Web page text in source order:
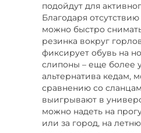
подойдут для
Благодаря
можно быстро
резинка вокруг
фиксирует обувь на
слипоны – еще более
альтернатива кедам,
сравнению со
выигрывают в
можно надеть на
или за город, на